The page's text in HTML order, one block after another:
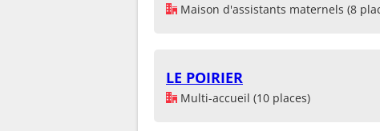
Maison d'assistants maternels (8
LE POIRIER
Multi-accueil (10 places)